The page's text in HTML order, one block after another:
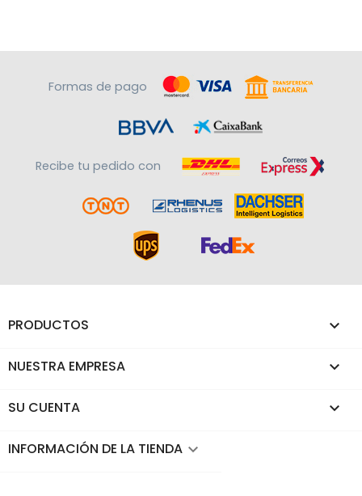
Formas de pago
Recibe tu pedido con
PRODUCTOS 
NUESTRA EMPRESA 
SU CUENTA 
INFORMACIÓN DE LA TIENDA keyboard_arrow_down